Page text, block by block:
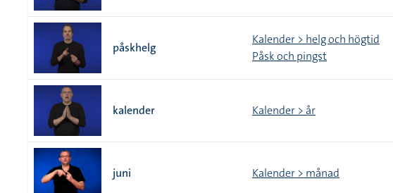
påskhelg
Kalender > helg och högtid
Påsk och pingst
kalender Kalender > år
juni Kalender > månad